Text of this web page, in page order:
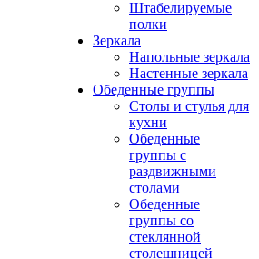
Штабелируемые
полки
Зеркала
Напольные зеркала
Настенные зеркала
Обеденные группы
Столы и стулья для
кухни
Обеденные
группы с
раздвижными
столами
Обеденные
группы со
стеклянной
столешницей